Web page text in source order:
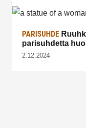
PARISUHDE
parisuhdetta
2.12.2024